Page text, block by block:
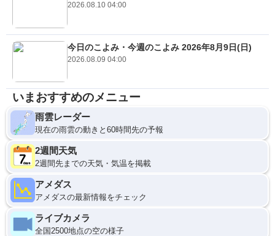
2026.08.10 04:00
今日のこよみ・今週のこよみ 2026年8月9日(日)
2026.08.09 04:00
いまおすすめのメニュー
雨雲レーダー
現在の雨雲の動きと60時間先の予報
2週間天気
2週間先までの天気・気温を掲載
アメダス
アメダスの最新情報をチェック
ライブカメラ
全国2500地点の空の様子